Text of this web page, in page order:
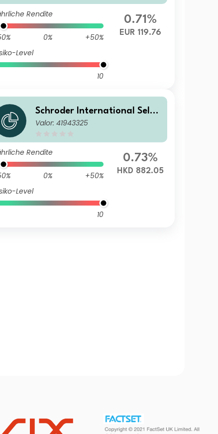
ged
Rendite
0%
+50%
Level
10
0.71%
EUR 119.76
Schroder International Selec
tion Fund Global Target Ret
Valor: 41943325
Rendite
0%
+50%
Level
10
0.73%
HKD 882.05